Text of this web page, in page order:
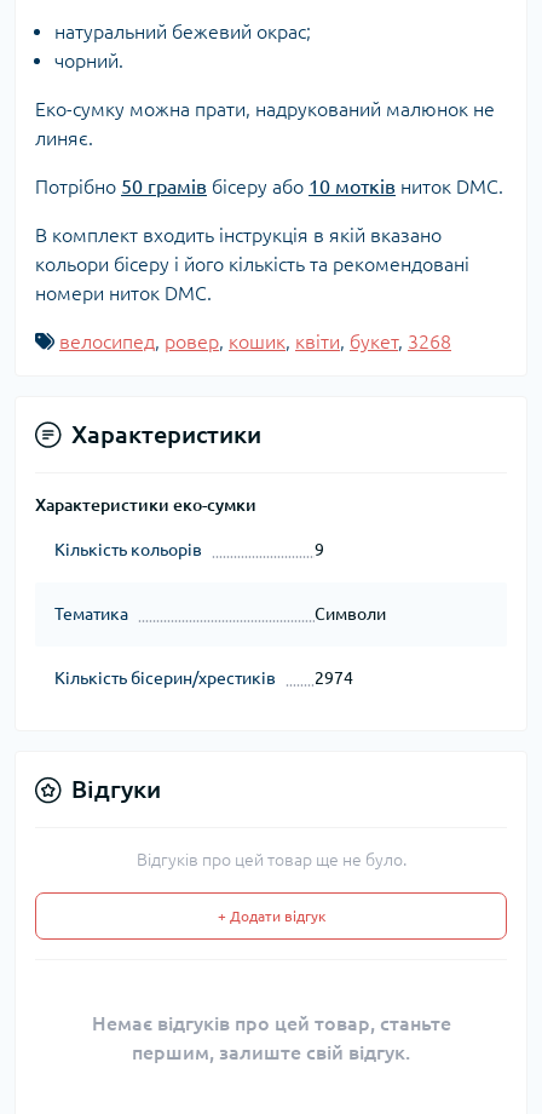
натуральний бежевий окрас;
чорний.
Еко-сумку можна прати, надрукований малюнок не
линяє.
Потрібно 50 грамів бісеру або 10 мотків ниток DMC.
В комплект входить інструкція в якій вказано
кольори бісеру і його кількість та рекомендовані
номери ниток DMC.
велосипед, ровер, кошик, квіти, букет, 3268
Характеристики
Характеристики еко-сумки
Кількість кольорів 9
Тематика Символи
Кількість бісерин/хрестиків 2974
Відгуки
Відгуків про цей товар ще не було.
+ Додати відгук
Немає відгуків про цей товар, станьте
першим, залиште свій відгук.